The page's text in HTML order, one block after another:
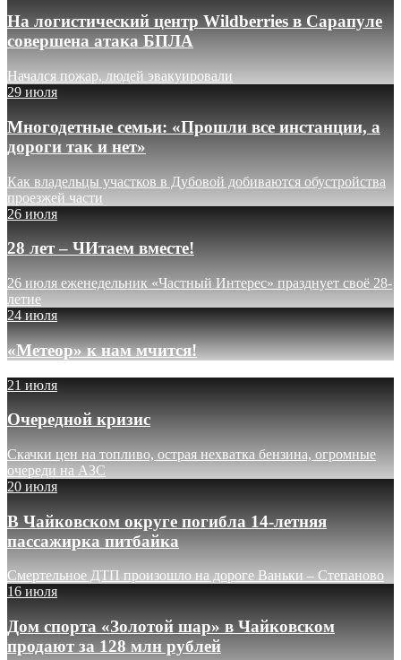
На логистический центр Wildberries в Сарапуле
совершена атака БПЛА
Начался пожар, людей эвакуировали
29 июля
Многодетные семьи: «Прошли все инстанции, а
дороги так и нет»
Как владельцы участков в Дубовой добиваются обустройства
проезжей части
26 июля
28 лет – ЧИтаем вместе!
26 июля еженедельник «Частный Интерес» празднует своё 28-
летие
24 июля
«Метеор» к нам мчится!
21 июля
Очередной кризис
Скачки цен на топливо, острая нехватка бензина, огромные
очереди на АЗС
20 июля
В Чайковском округе погибла 14-летняя
пассажирка питбайка
Смертельное ДТП произошло на дороге Ваньки – Степаново
16 июля
Дом спорта «Золотой шар» в Чайковском
продают за 128 млн рублей